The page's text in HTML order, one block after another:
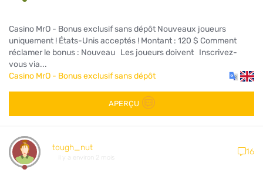
Casino MrO - Bonus exclusif sans dépôt Nouveaux joueurs
uniquement ! États-Unis acceptés ! Montant : 120 $ Comment
réclamer le bonus : Nouveau Les joueurs doivent Inscrivez-
vous via...
Casino MrO - Bonus exclusif sans dépôt
APERÇU
tough_nut
il y a environ 2 mois
16